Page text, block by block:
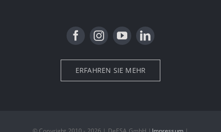
ERFAHREN SIE MEHR